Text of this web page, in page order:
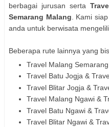
berbagai jurusan serta
Semarang Malang . Kami
anda untuk berwisata
Beberapa rute lainnya yang
Travel Malang
Travel Batu Jogja &
Travel Blitar Jogja &
Travel Malang Ngawi &
Travel Batu Ngawi &
Travel Blitar Ngawi &